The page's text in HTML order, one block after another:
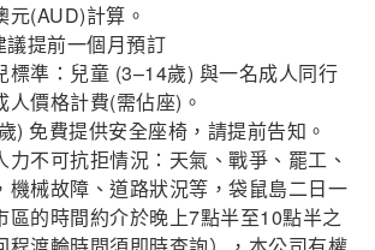
元(AUD)計算。
議提前一個月預訂
標準：兒童 (3–14歲) 與一名成人同行
人價格計費(需佔座)。
) 免費提供安全座椅，請提前告知。
力不可抗拒情況：天氣、戰爭、罷工、
機械故障、道路狀況等，袋鼠島二日一
區的時間約介於晚上7點半至10點半之